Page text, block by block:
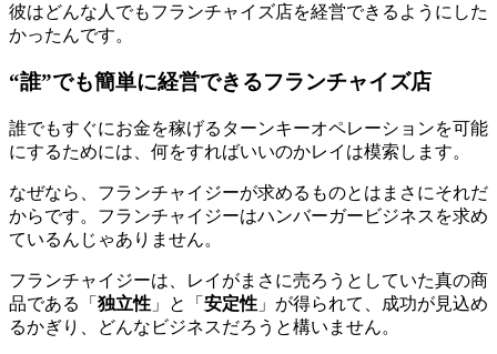
彼はどんな人でもフランチャイズ店を経営できるようにした
かったんです。
“誰”でも簡単に経営できるフランチャイズ店
誰でもすぐにお金を稼げるターンキーオペレーションを可能
にするためには、何をすればいいのかレイは模索します。
なぜなら、フランチャイジーが求めるものとはまさにそれだ
からです。フランチャイジーはハンバーガービジネスを求め
ているんじゃありません。
フランチャイジーは、レイがまさに売ろうとしていた真の商
品である「 独立性 」と「 安定性 」が得られて、成功が見込め
るかぎり、どんなビジネスだろうと構いません。